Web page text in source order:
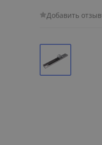
Добавить отзыв